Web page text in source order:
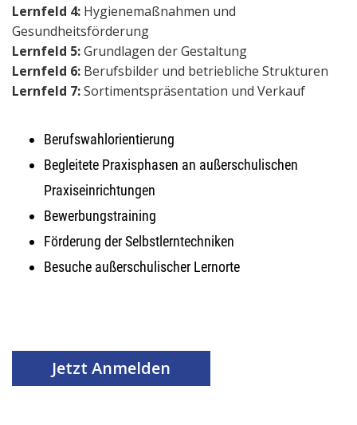
Lernfeld 4: Hygienemaßnahmen und
Gesundheitsförderung
Lernfeld 5:Grundlagen der Gestaltung
Lernfeld 6: Berufsbilder und betriebliche Strukturen
Lernfeld 7:Sortimentspräsentation und Verkauf
Berufswahlorientierung
Begleitete Praxisphasen an außerschulischen
Praxiseinrichtungen
Bewerbungstraining
Förderung der Selbstlerntechniken
Besuche außerschulischer Lernorte
Jetzt Anmelden